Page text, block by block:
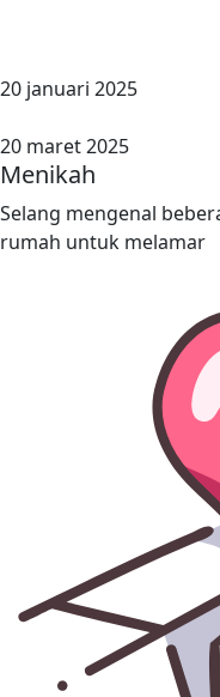
20 januari 2025
20 maret 2025
Menikah
Selang mengenal
rumah untuk melamar